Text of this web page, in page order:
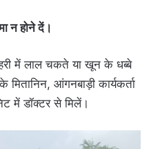
न होने दें।
में लाल चकते या खून के धब्बे
आंगनबाड़ी कार्यकर्ता
में डॉक्टर से मिलें।